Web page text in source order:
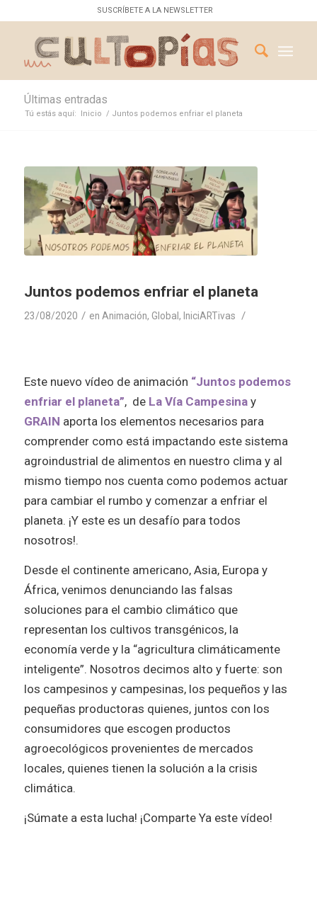
SUSCRÍBETE A LA NEWSLETTER
Últimas entradas
Tú estás aquí: Inicio / Juntos podemos enfriar el planeta
Juntos podemos enfriar el planeta
23/08/2020 / en Animación, Global , IniciARTivas /
Este nuevo vídeo de animación “Juntos podemos
enfriar el planeta”, de La Vía Campesinay
GRAIN aporta los elementos necesarios para
comprender como está impactando este sistema
agroindustrial de alimentos en nuestro clima y al
mismo tiempo nos cuenta como podemos actuar
para cambiar el rumbo y comenzar a enfriar el
planeta. ¡Y este es un desafío para todos
nosotros!.
Desde el continente americano, Asia, Europa y
África, venimos denunciando las falsas
soluciones para el cambio climático que
representan los cultivos transgénicos, la
economía verde y la “agricultura climáticamente
inteligente”. Nosotros decimos alto y fuerte: son
los campesinos y campesinas, los pequeños y las
pequeñas productoras quienes, juntos con los
consumidores que escogen productos
agroecológicos provenientes de mercados
locales, quienes tienen la solución a la crisis
climática.
¡Súmate a esta lucha! ¡Comparte Ya este vídeo!